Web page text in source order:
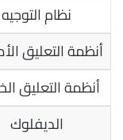
نظام التوجيه
أنظمة التعليق
أنظمة التعليق
الديفلوك